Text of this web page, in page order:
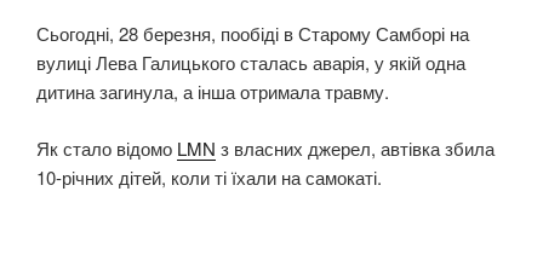
Сьогодні, 28 березня, пообіді в Старому Самборі на
вулиці Лева Галицького сталась аварія, у якій одна
дитина загинула, а інша отримала травму.
Як стало відомо LMN з власних джерел, автівка збила
10-річних дітей, коли ті їхали на самокаті.